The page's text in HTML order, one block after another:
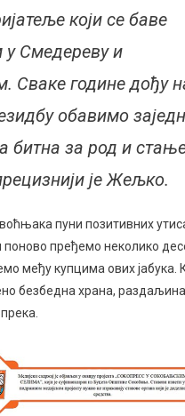
који се баве
у Смедереву и
Сваке године дођу
обавимо
битна за род и
је Жељко.
пуни позитивних
пређемо неколико
међу купцима ових јабука.
безбедна храна,